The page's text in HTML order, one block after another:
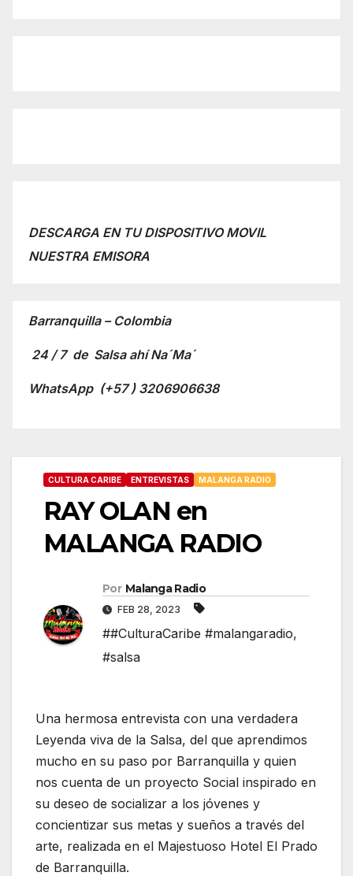
DESCARGA EN TU DISPOSITIVO MOVIL
NUESTRA EMISORA
Barranquilla – Colombia
24 / 7 de Salsa ahí Na´Ma´
WhatsApp (+57 ) 3206906638
CULTURA CARIBE ENTREVISTAS MALANGA RADIO
RAY OLAN en
MALANGA RADIO
Por Malanga Radio
FEB 28, 2023
##CulturaCaribe #malangaradio,
#salsa
Una hermosa entrevista con una verdadera
Leyenda viva de la Salsa, del que aprendimos
mucho en su paso por Barranquilla y quien
nos cuenta de un proyecto Social inspirado en
su deseo de socializar a los jóvenes y
concientizar sus metas y sueños a través del
arte, realizada en el Majestuoso Hotel El Prado
de Barranquilla.